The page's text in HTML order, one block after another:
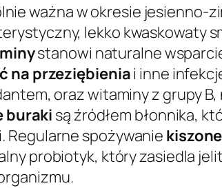
ważna w okresie jesienno-
lekko kwaskowaty
stanowi naturalne
na przeziębieniai inne
oraz witaminy z grupy
buraki są źródłem błonnika,
Regularne spożywanie
probiotyk, który zasiedla